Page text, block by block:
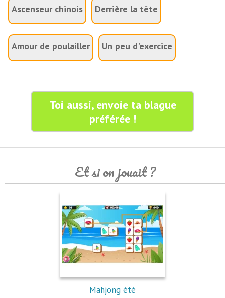
Ascenseur chinois Derrière la tête
Amour de poulailler Un peu d'exercice
Toi aussi, envoie ta blague
préférée !
Et si on jouait ?
Mahjong été